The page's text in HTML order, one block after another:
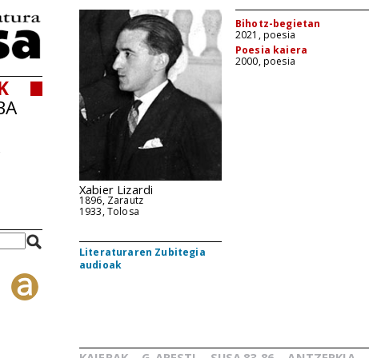
Xabier Lizardi
1896, Zarautz
1933, Tolosa
Literaturaren Zubitegia
audioak
Bihotz-begietan
2021, poesia
Poesia kaiera
2000, poesia